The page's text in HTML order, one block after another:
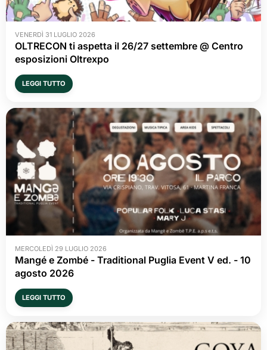
VENERDÌ 31 LUGLIO 2026
OLTRECON ti aspetta il 26/27 settembre @ Centro
esposizioni Oltrexpo
LEGGI TUTTO
MERCOLEDÌ 29 LUGLIO 2026
Mangé e Zombé - Traditional Puglia Event V ed. - 10
agosto 2026
LEGGI TUTTO